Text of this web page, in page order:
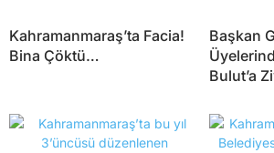
Kahramanmaraş’ta Facia!
Bina Çöktü…
Başkan
Bulut’a